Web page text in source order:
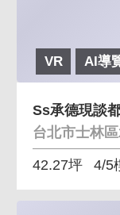
VR AI導
台北市士林
42.27坪 4/5